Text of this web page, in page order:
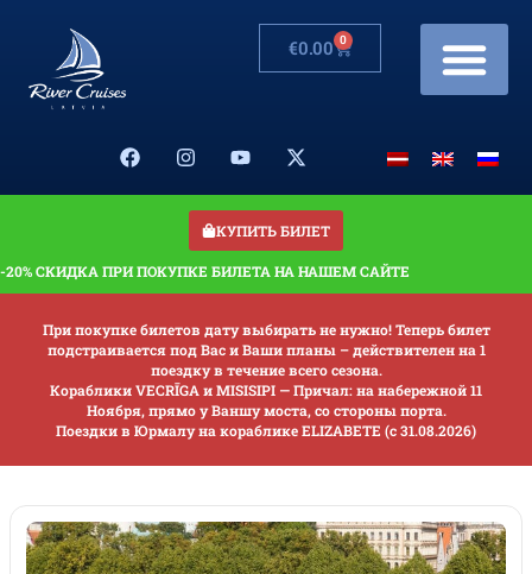
€0.00 0
КУПИТЬ БИЛЕТ
-20% СКИДКА ПРИ ПОКУПКЕ БИЛЕТА НА НАШЕМ САЙТЕ
При покупке билетов дату выбирать не нужно! Теперь билет
подстраивается под Вас и Ваши планы – действителен на 1
поездку в течение всего сезона.
Кораблики VECRĪGA и MISISIPI — Причал: на набережной 11
Ноября, прямо у Ваншу моста, со стороны порта.
Поездки в Юрмалу на кораблике ELIZABETE (с 31.08.2026)